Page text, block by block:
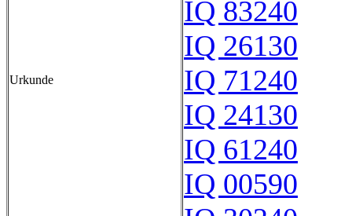
Urkunde
IQ 83240
IQ 26130
IQ 71240
IQ 24130
IQ 61240
IQ 00590